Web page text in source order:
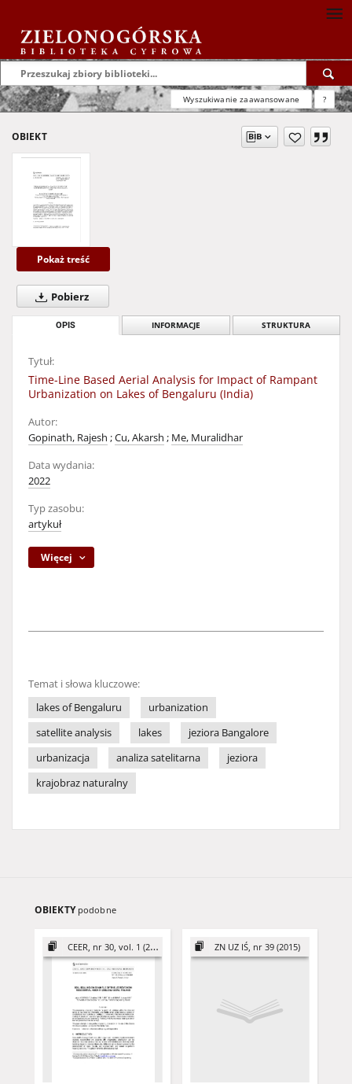
Wyszukiwanie zaawansowane ?
OBIEKT
Pokaż treść
Pobierz
OPIS INFORMACJE STRUKTURA
Tytuł:
Time-Line Based Aerial Analysis for Impact of Rampant
Urbanization on Lakes of Bengaluru (India)
Autor:
Gopinath, Rajesh ;Cu, Akarsh ; Me, Muralidhar
Data wydania:
2022
Typ zasobu:
artykuł
Więcej
Temat i słowa kluczowe:
lakes of Bengaluru
urbanization
satellite analysis
lakes
jeziora Bangalore
urbanizacja
analiza satelitarna
jeziora
krajobraz naturalny
OBIEKTY podobne
CEER, nr 30, vol. 1 (2020) ZN UZ IŚ, nr 39 (2015)